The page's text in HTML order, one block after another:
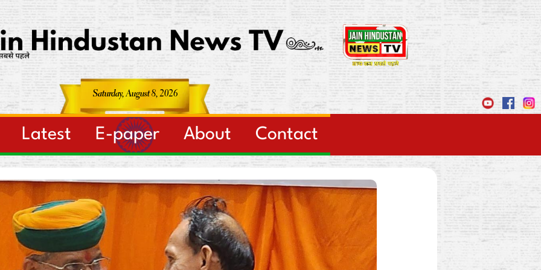
Saturday, August 8, 2026
Latest E-paper About Contact